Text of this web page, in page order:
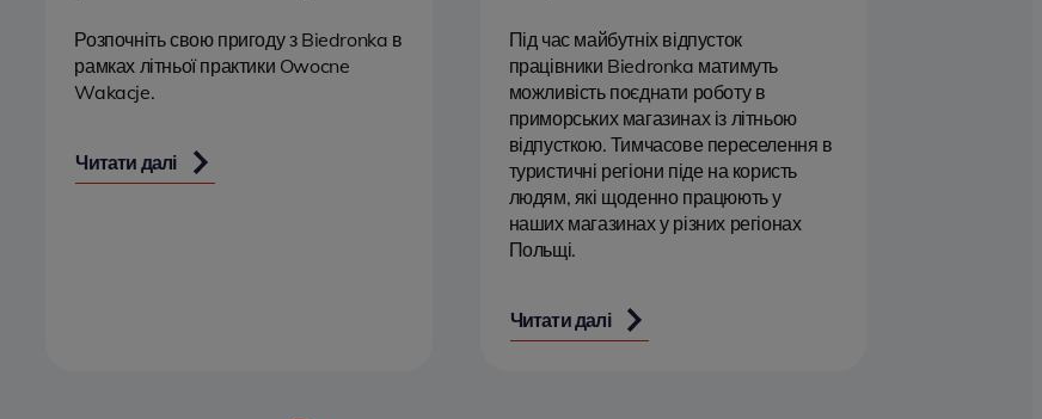
Розпочніть свою пригоду з Biedronka в
рамках літньої практики Owocne
Wakacje.
Читати далі
Під час майбутніх відпусток
працівники Biedronka матимуть
можливість поєднати роботу в
приморських магазинах із літньою
відпусткою. Тимчасове переселення в
туристичні регіони піде на користь
людям, які щоденно працюють у
наших магазинах у різних регіонах
Польщі.
Читати далі